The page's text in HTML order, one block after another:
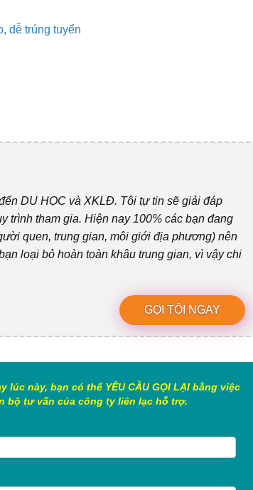
dễ trúng tuyển
DU HỌC và XKLĐ. Tôi tự tin sẽ giải đáp
trình tham gia. Hiện nay 100% các bạn đang
quen, trung gian, môi giới địa phương) nên
loại bỏ hoàn toàn khâu trung gian, vì vậy chi
GỌI TÔI NGAY
này, bạn có thể YÊU CẦU GỌI LẠI bằng việc
bộ tư vấn của công ty liên lạc hỗ trợ.